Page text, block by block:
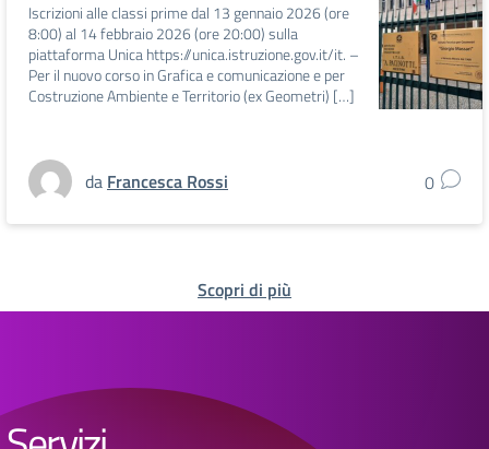
Iscrizioni alle classi prime dal 13 gennaio 2026 (ore
8:00) al 14 febbraio 2026 (ore 20:00) sulla
piattaforma Unica https://unica.istruzione.gov.it/it. –
Per il nuovo corso in Grafica e comunicazione e per
Costruzione Ambiente e Territorio (ex Geometri) […]
da Francesca Rossi 0
Scopri di più